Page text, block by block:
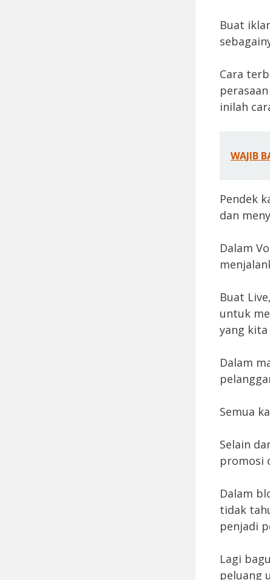
Buat
Cara
inilah
WAJIB
Pendek
dan
Dalam
Buat
untuk
yang
Dalam
Semua
Selain
promosi
Dalam
tidak
penjadi
Lagi
peluang